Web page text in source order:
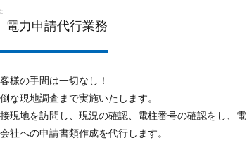
電力申請代行業務
様の手間は一切なし！
な現地調査まで実施いたします。
現地を訪問し、現況の確認、電柱番号の確認をし、電
社への申請書類作成を代行します。